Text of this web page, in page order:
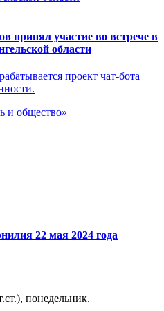
принял участие во встрече в
области
проект чат-бота
и общество»
22 мая 2024 года
понедельник.